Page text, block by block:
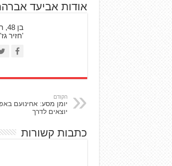
אודות אביעד
'חזיר
הקודם
יומן מסע: אחינועם
יוצאים לדרך
כתבות קשורות